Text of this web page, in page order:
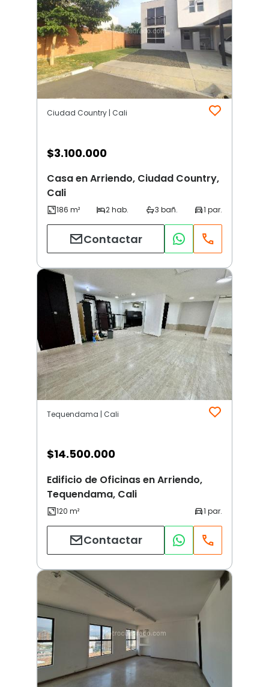
Ciudad Country | Cali
$3.100.000
Casa en Arriendo, Ciudad Country,
Cali
Contactar
Tequendama | Cali
$14.500.000
Edificio de Oficinas en Arriendo,
Tequendama, Cali
Contactar